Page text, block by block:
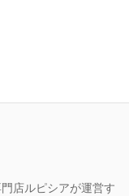
店ルピシアが運営す